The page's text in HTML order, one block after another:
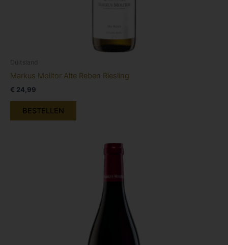
Duitsland
Markus Molitor Alte Reben Riesling
€ 24,99
BESTELLEN